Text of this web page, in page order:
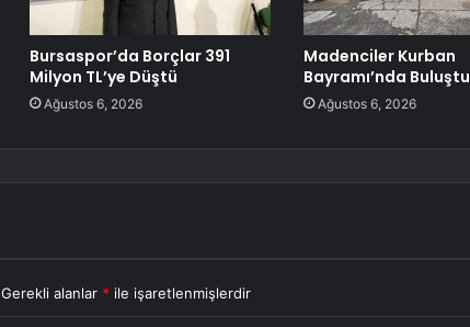
Bursaspor’da Borçlar 391
Milyon TL’ye Düştü
Ağustos 6, 2026
Madenciler Kurban
Bayramı’nda Buluştu
Ağustos 6, 2026
Gerekli alanlar * ile işaretlenmişlerdir